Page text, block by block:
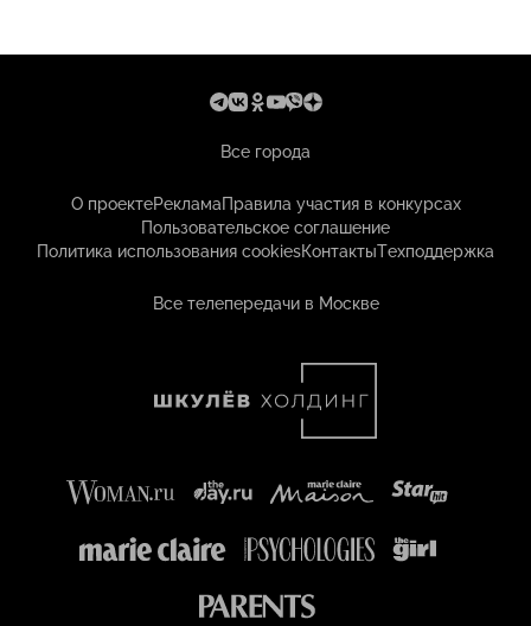
Все города
О проектеРекламаПравила участия в конкурсах
Пользовательское соглашение
Политика использования cookiesКонтактыТехподдержка
Все телепередачи в Москве